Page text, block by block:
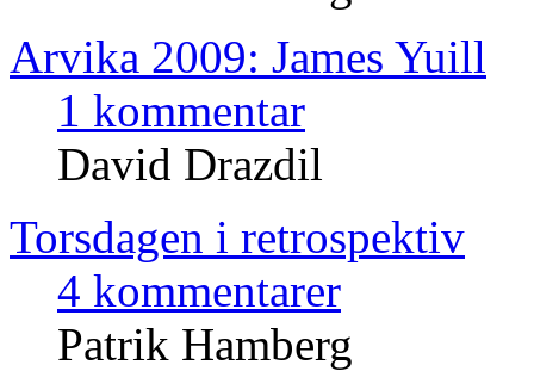
Arvika 2009: James Yuill
1 kommentar
David Drazdil
Torsdagen i retrospektiv
4 kommentarer
Patrik Hamberg